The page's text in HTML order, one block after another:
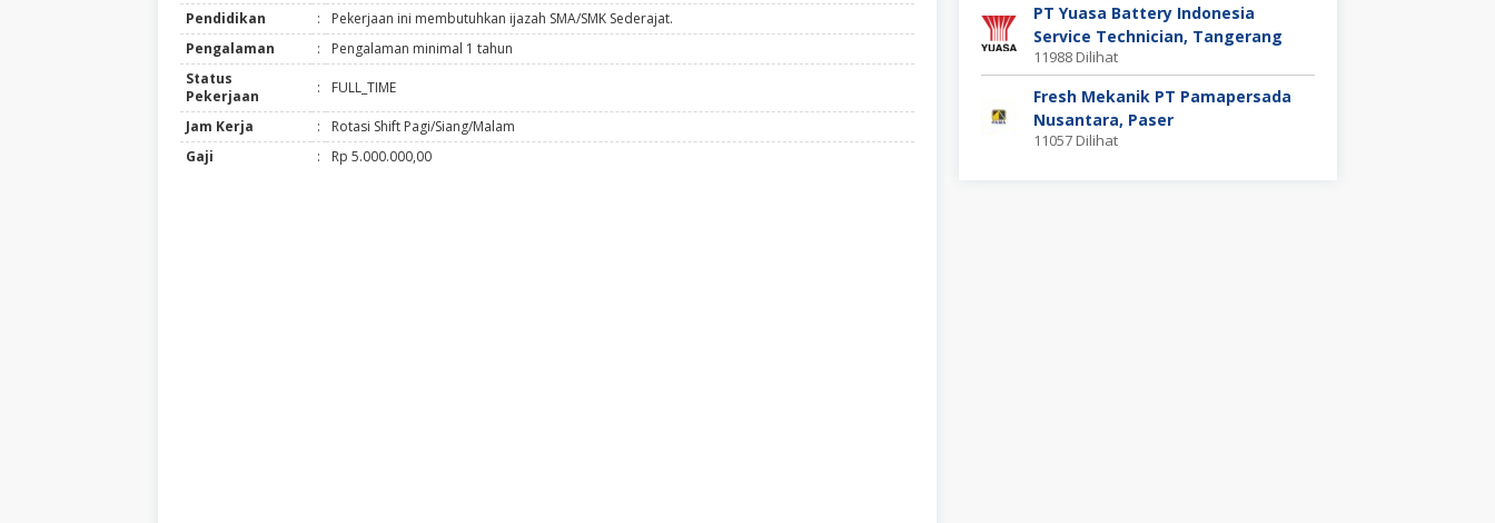
Pendidikan
:
Pekerjaan ini membutuhkan ijazah SMA/SMK Sederajat.
Pengalaman
:
Pengalaman minimal 1 tahun
Status
Pekerjaan
: FULL_TIME
Jam Kerja :
Rotasi Shift Pagi/Siang/Malam
Gaji
: Rp 5.000.000,00
PT Yuasa Battery Indonesia
Service Technician, Tangerang
11988 Dilihat
Fresh Mekanik PT Pamapersada
Nusantara, Paser
11057 Dilihat